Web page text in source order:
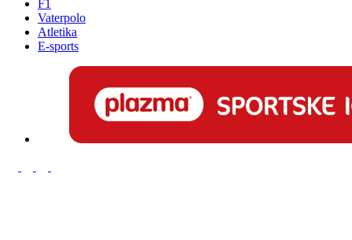
F1
Vaterpolo
Atletika
E-sports